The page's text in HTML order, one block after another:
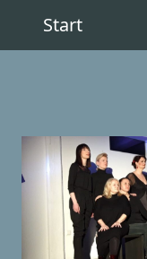
Start